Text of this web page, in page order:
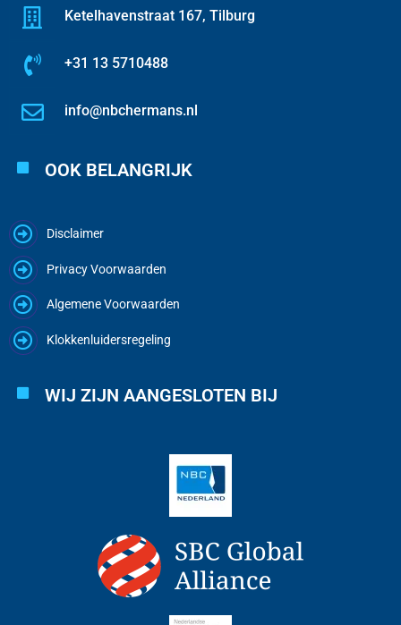
Ketelhavenstraat 167, Tilburg
+31 13 5710488
info@nbchermans.nl
OOK BELANGRIJK
Disclaimer
Privacy Voorwaarden
Algemene Voorwaarden
Klokkenluidersregeling
WIJ ZIJN AANGESLOTEN BIJ